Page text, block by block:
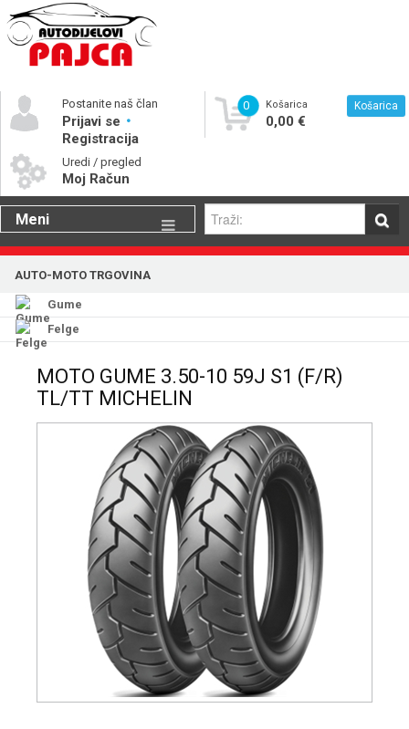
Postanite naš član
Prijavi se
Registracija
Uredi / pregled
Moj Račun
0 Košarica
0,00 €
Košarica
Meni
Gume
Katalog rezervnih dijelova
AUTO-MOTO TRGOVINA
Gume
Felge
MOTO GUME 3.50-10 59J S1 (F/R)
TL/TT MICHELIN